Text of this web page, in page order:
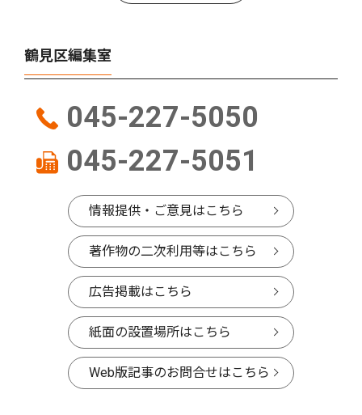
鶴見区編集室
045-227-5050
045-227-5051
情報提供・ご意見はこちら
著作物の二次利用等はこちら
広告掲載はこちら
紙面の設置場所はこちら
Web版記事のお問合せはこちら